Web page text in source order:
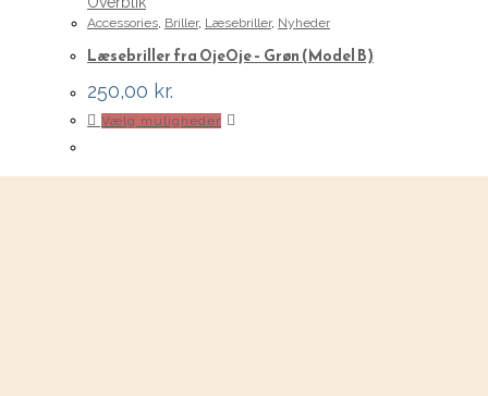
Accessories, Briller, Læsebriller, Nyheder
Læsebriller fra OjeOje – Grøn (Model B)
250,00 kr.
Vælg muligheder
har